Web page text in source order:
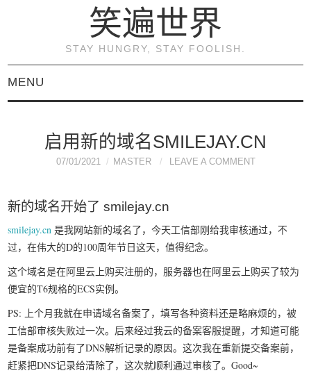
笑遍世界
STAY HUNGRY, STAY FOOLISH.
MENU
KVM虚拟化原理与实践
《KVM虚拟化技术：实
关于本博客
我要笑遍世界
启用新的域名SMILEJAY.CN
07/01/2021 MASTER LEAVE A COMMENT
新的域名开始了 smilejay.cn
smilejay.cn 是我网站新的域名了，今天工信部刚给我审核通过，不
过，在伟大的D的100周年节日这天，值得纪念。
这个域名是在阿里云上购买注册的，服务器也在阿里云上购买了较为
便宜的T6规格的ECS实例。
PS: 上个月我就在申请域名备案了，填写各种资料还是略麻烦的，被
工信部审核失败过一次。后来经过我云的备案客服提醒，才知道可能
是备案成功前有了DNS解析记录的原因。这次我在重新提交备案前，
赶紧把DNS记录给清除了，这次就顺利通过审核了。Good~